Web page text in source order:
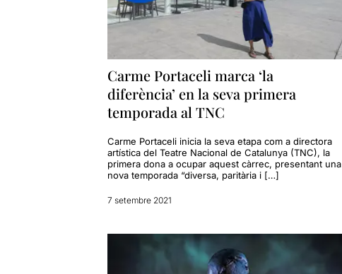
Carme Portaceli marca ‘la
diferència’ en la seva primera
temporada al TNC
Carme Portaceli inicia la seva etapa com a directora
artística del Teatre Nacional de Catalunya (TNC), la
primera dona a ocupar aquest càrrec, presentant una
nova temporada “diversa, paritària i […]
7 setembre 2021